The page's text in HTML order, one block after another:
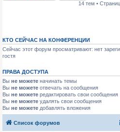
14 тем •
КТО СЕЙЧАС НА КОНФЕРЕНЦИИ
Сейчас этот форум просматривают: нет
гостя
ПРАВА ДОСТУПА
Вы не можете начинать темы
Вы не можете отвечать на сообщения
Вы не можете редактировать свои сообщения
Вы не можете удалять свои сообщения
Вы не можете добавлять вложения
Список форумов